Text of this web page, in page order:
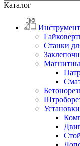
Каталог
Станки